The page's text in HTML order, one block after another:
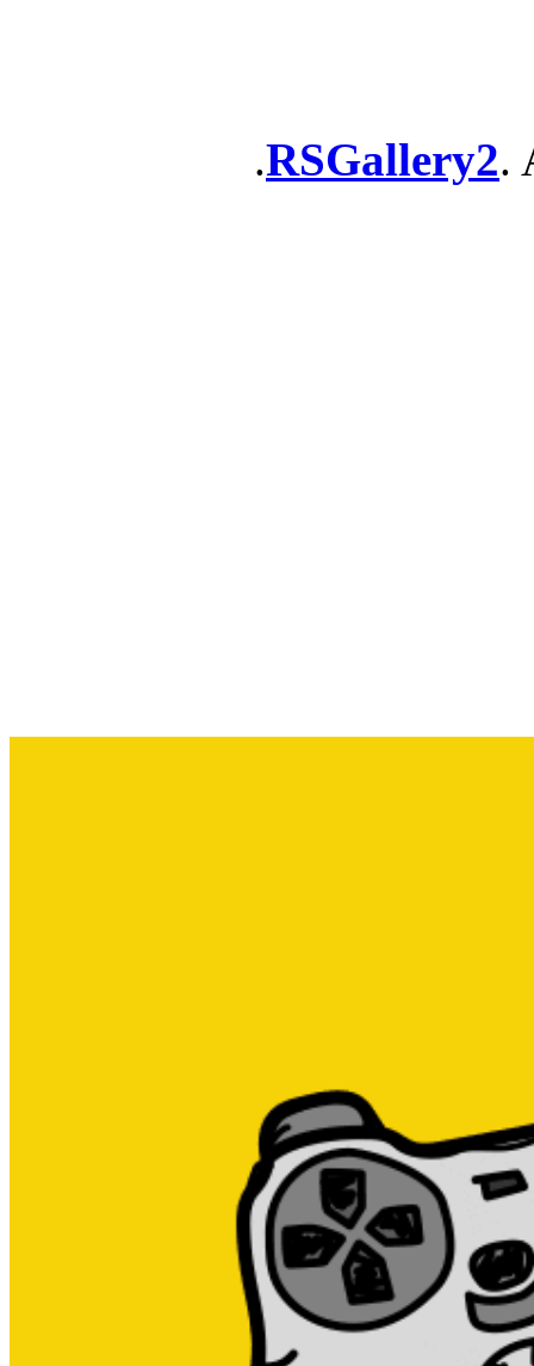
RSGallery2.